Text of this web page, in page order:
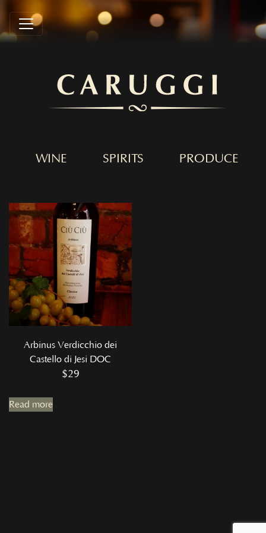
WINE SPIRITS PRODUCE
Arbinus Verdicchio dei
Castello di Jesi DOC
$29
Read more